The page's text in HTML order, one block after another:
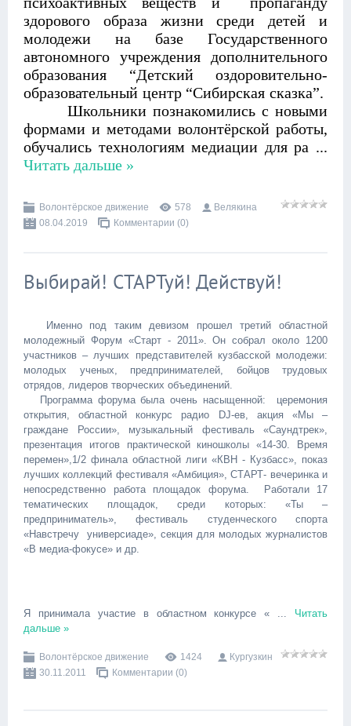
здорового образа жизни среди детей и
молодежи на базе Государственного
автономного учреждения дополнительного
образования “Детский оздоровительно-
образовательный центр “Сибирская сказка”.
Школьники познакомились с новыми
формами и методами волонтёрской работы,
обучались технологиям медиации для ра ...
Читать дальше »
Волонтёрское движение 578
Велякина
08.04.2019
Комментарии (0)
Выбирай! СТАРТуй! Действуй!
Именно под таким девизом прошел третий областной
молодежный Форум «Старт - 2011». Он собрал около 1200
участников – лучших представителей кузбасской молодежи:
молодых ученых, предпринимателей, бойцов трудовых
отрядов, лидеров творческих объединений.
Программа форума была очень насыщенной: церемония
открытия, областной конкурс радио DJ-ев, акция «Мы –
граждане России», музыкальный фестиваль «Саундтрек»,
презентация итогов практической киношколы «14-30. Время
перемен»,1/2 финала областной лиги «КВН - Кузбасс», показ
лучших коллекций фестиваля «Амбиция», СТАРТ- вечеринка и
непосредственно работа площадок форума. Работали 17
тематических площадок, среди которых: «Ты –
предприниматель», фестиваль студенческого спорта
«Навстречу универсиаде», секция для молодых журналистов
«В медиа-фокусе» и др.
Я принимала участие в областном конкурсе « ... Читать
дальше »
Волонтёрское движение 1424
Кургузкин
30.11.2011
Комментарии (0)